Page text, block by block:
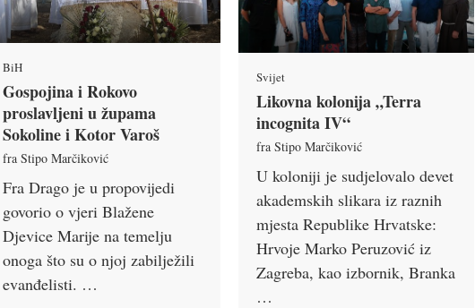
BiH
Gospojina i Rokovo
proslavljeni u župama
Sokoline i Kotor Varoš
fra Stipo Marčiković
Fra Drago je u propovijedi
govorio o vjeri Blažene
Djevice Marije na temelju
onoga što su o njoj zabilježili
evanđelisti. …
Svijet
Likovna kolonija „Terra
incognita IV“
fra Stipo Marčiković
U koloniji je sudjelovalo devet
akademskih slikara iz raznih
mjesta Republike Hrvatske:
Hrvoje Marko Peruzović iz
Zagreba, kao izbornik, Branka
…